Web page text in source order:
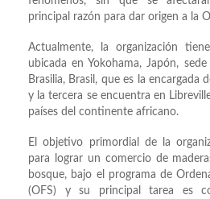
principal razón para dar origen a la
Actualmente, la organización
ubicada en Yokohama, Japón,
Brasilia, Brasil, que es la encargada
y la tercera se encuentra en
países del continente africano.
El objetivo primordial de la
para lograr un comercio de
bosque, bajo el programa de
(OFS) y su principal tarea es